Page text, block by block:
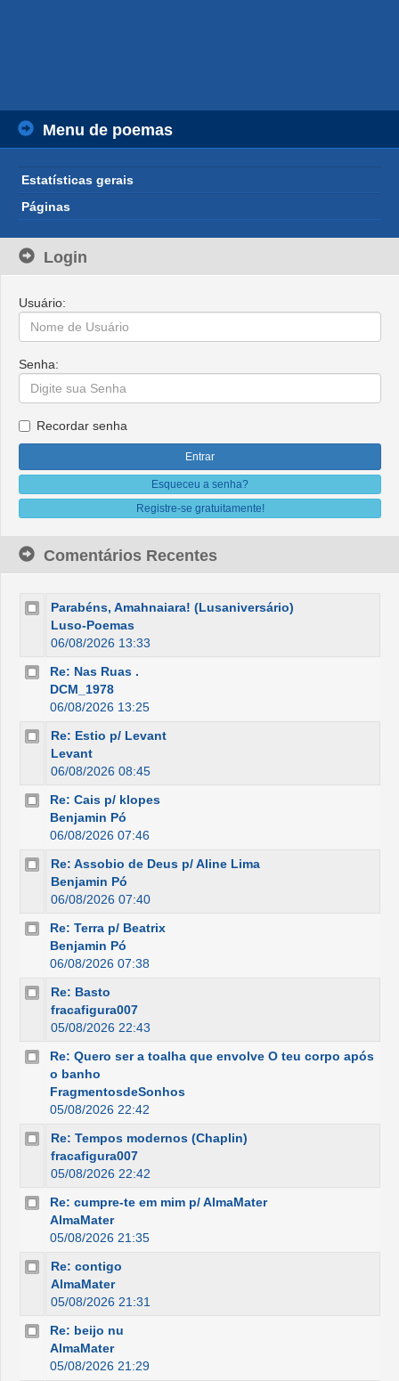
Menu de poemas
Estatísticas gerais
Páginas
Login
Usuário:
Senha:
Recordar senha
Esqueceu a senha?
Registre-se gratuitamente!
Comentários Recentes
Parabéns, Amahnaiara! (Lusaniversário)
Luso-Poemas
06/08/2026 13:33
Re: Nas Ruas .
DCM_1978
06/08/2026 13:25
Re: Estio p/ Levant
Levant
06/08/2026 08:45
Re: Cais p/ klopes
Benjamin Pó
06/08/2026 07:46
Re: Assobio de Deus p/ Aline Lima
Benjamin Pó
06/08/2026 07:40
Re: Terra p/ Beatrix
Benjamin Pó
06/08/2026 07:38
Re: Basto
fracafigura007
05/08/2026 22:43
Re: Quero ser a toalha que envolve O teu corpo após
o banho
FragmentosdeSonhos
05/08/2026 22:42
Re: Tempos modernos (Chaplin)
fracafigura007
05/08/2026 22:42
Re: cumpre-te em mim p/ AlmaMater
AlmaMater
05/08/2026 21:35
Re: contigo
AlmaMater
05/08/2026 21:31
Re: beijo nu
AlmaMater
05/08/2026 21:29